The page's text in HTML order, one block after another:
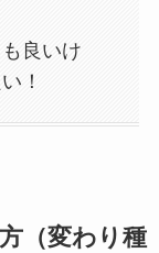
良いけ
！
（変わり種